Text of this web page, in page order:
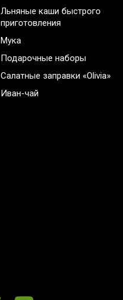
Льняные каши быстрого
приготовления
Мука
Подарочные наборы
Салатные заправки «Olivia»
Иван-чай